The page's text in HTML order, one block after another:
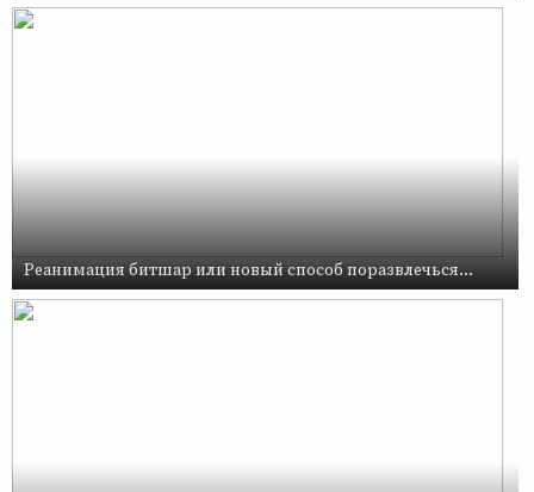
Реанимация битшар или новый способ поразвлечься...